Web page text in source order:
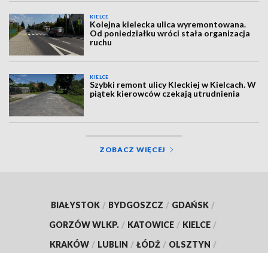
KIELCE
Kolejna kielecka ulica wyremontowana.
Od poniedziałku wróci stała organizacja
ruchu
KIELCE
Szybki remont ulicy Kleckiej w Kielcach. W
piątek kierowców czekają utrudnienia
ZOBACZ WIĘCEJ
BIAŁYSTOK / BYDGOSZCZ / GDAŃSK /
GORZÓW WLKP. / KATOWICE / KIELCE /
KRAKÓW / LUBLIN / ŁÓDŹ / OLSZTYN /